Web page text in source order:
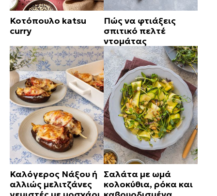
Κοτόπουλο katsu
curry
Πώς να φτιάξεις
σπιτικό πελτέ
ντομάτας
Καλόγερος Νάξου ή
αλλιώς μελιτζάνες
Σαλάτα με ωμά
κολοκύθια, ρόκα και